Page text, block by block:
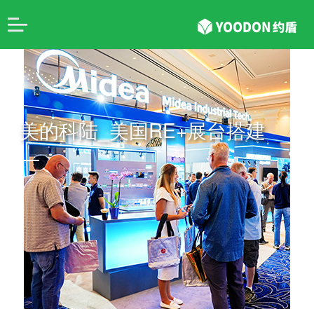
美的科陆_美国RE+展台搭建